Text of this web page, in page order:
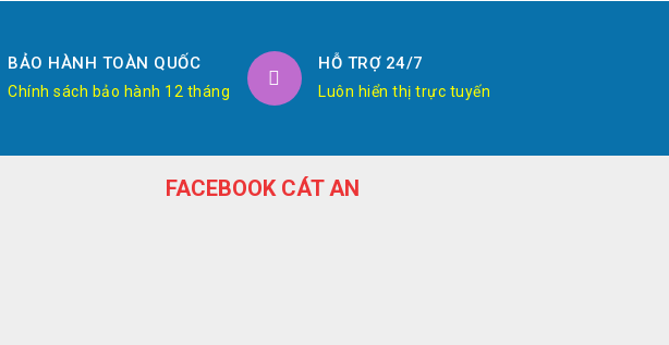
BẢO HÀNH TOÀN QUỐC
Chính sách bảo hành 12 tháng
HỖ TRỢ 24/7
Luôn hiển thị trực tuyến
FACEBOOK CÁT AN